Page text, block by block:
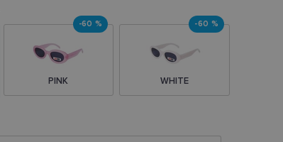
PINK
-60 %
WHITE
-60 %